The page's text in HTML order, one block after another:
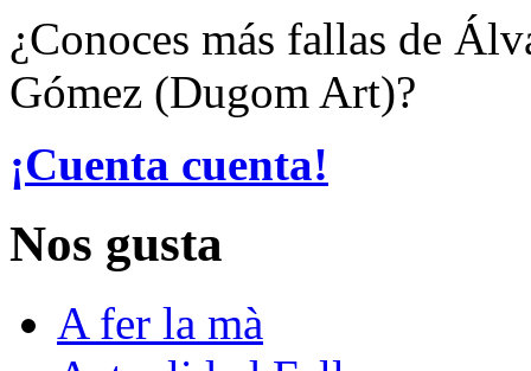
¿Conoces más fallas de
Gómez (Dugom Art)?
¡Cuenta cuenta!
Nos gusta
A fer la mà